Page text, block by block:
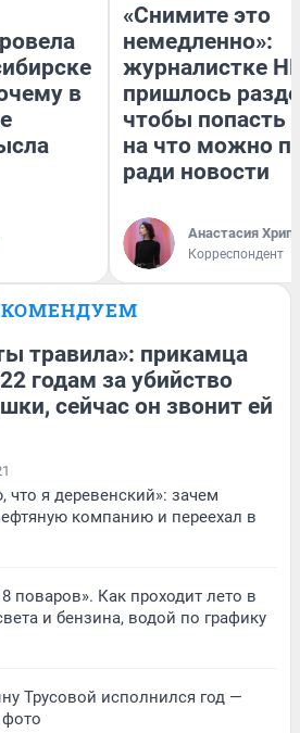
в
«Снимите это
немедленно»:
журналистке
пришлось
чтобы попасть
на что можно
ради новости
Анастасия
Корреспондент
травила»: прикамца
годам за убийство
сейчас он звонит ей
что я деревенский»: зачем
компанию и переехал в
поваров». Как проходит лето в
и бензина, водой по графику
Трусовой исполнился год —
фото